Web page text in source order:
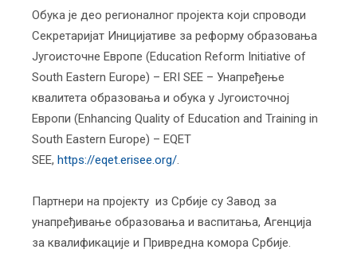
Обука је део регионалног пројекта који спроводи
Секретаријат Иницијативе за реформу образовања
Југоисточне Европе (Education Reform Initiative of
South Eastern Europe) – ERI SEE – Унапређење
квалитета образовања и обука у Југоисточној
Европи (Enhancing Quality of Education and Training in
South Eastern Europe) – EQET
SEE, https://eqet.erisee.org/.
Партнери на пројекту из Србије су Завод за
унапређивање образовања и васпитања, Агенција
за квалификације и Привредна комора Србије.